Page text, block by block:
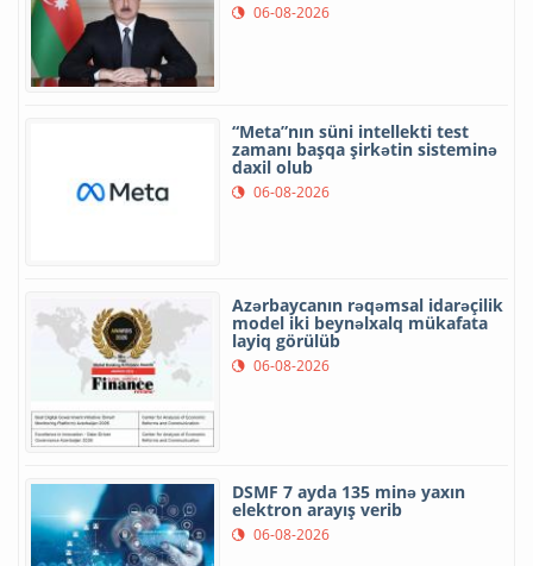
06-08-2026
“Meta”nın süni intellekti test
zamanı başqa şirkətin sisteminə
daxil olub
06-08-2026
Azərbaycanın rəqəmsal idarəçilik
model iki beynəlxalq mükafata
layiq görülüb
06-08-2026
DSMF 7 ayda 135 minə yaxın
elektron arayış verib
06-08-2026